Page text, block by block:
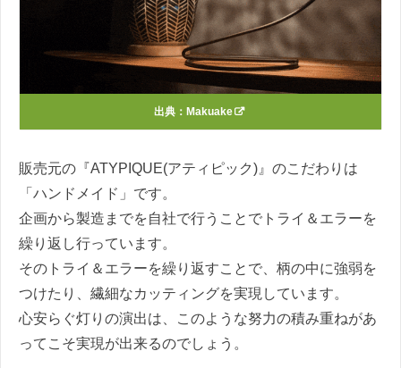
出典： Makuake
販売元の『ATYPIQUE(アティピック)』のこだわりは
「ハンドメイド」です。
企画から製造までを自社で行うことでトライ＆エラーを
繰り返し行っています。
そのトライ＆エラーを繰り返すことで、柄の中に強弱を
つけたり、繊細なカッティングを実現しています。
心安らぐ灯りの演出は、このような努力の積み重ねがあ
ってこそ実現が出来るのでしょう。